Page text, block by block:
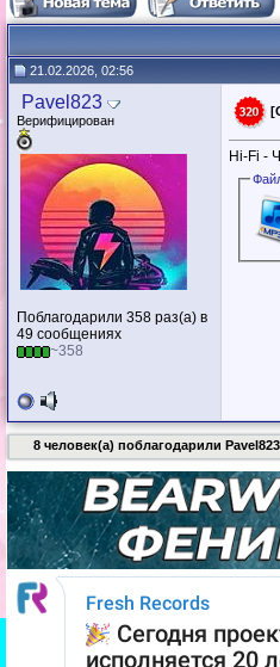
21.02.2026, 02:56
Pavel823
Верифицирован
Поблагодарили 358 раз(а) в
49 сообщениях
~358
Hi-Fi -
8 человек(а) поблагодарили Pavel823